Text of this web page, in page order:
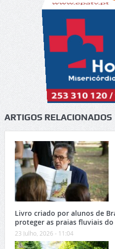
ARTIGOS RELACIONADOS
Livro criado por alunos de
proteger as praias fluviais
23 Julho, 2026 - 11:04